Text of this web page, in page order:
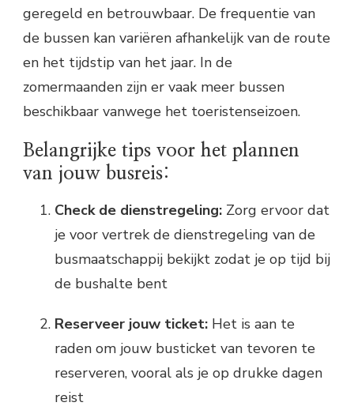
geregeld en betrouwbaar. De frequentie van
de bussen kan variëren afhankelijk van de route
en het tijdstip van het jaar. In de
zomermaanden zijn er vaak meer bussen
beschikbaar vanwege het toeristenseizoen.
Belangrijke tips voor het plannen
van jouw busreis:
Check de dienstregeling: Zorg ervoor dat
je voor vertrek de dienstregeling van de
busmaatschappij bekijkt zodat je op tijd bij
de bushalte bent
Reserveer jouw ticket: Het is aan te
raden om jouw busticket van tevoren te
reserveren, vooral als je op drukke dagen
reist